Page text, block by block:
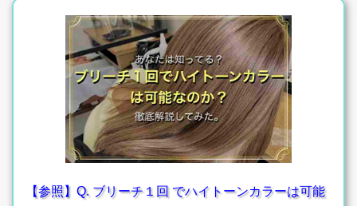
【参照】Q. ブリーチ１回 でハイトーンカラーは可能